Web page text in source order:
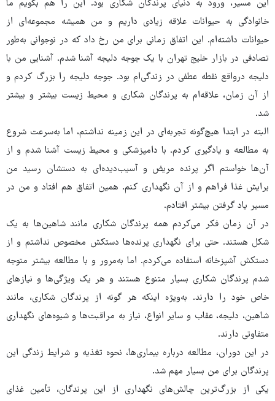
این مسیر، ورود به دنیای پرندگان شکاری بود. این را هم بگویم ما
خانوادگی به حیوانات علاقه زیادی داریم و من همیشه مجموعه‌ای از
حیوانات داشته‌ام. این اتفاق زمانی برای من رخ داد که در نوجوانی به‌طور
تصادفی در بازار خلیج تهران با یک جوجه دلیجه آشنا شدم. آشنایی من با
دلیجه درواقع نقطه عطفی در زندگی‌ام بود. جوجه دلیجه را بزرگ کردم و
از آن زمان، علاقه‌ام به پرندگان شکاری و محیط زیست بیشتر و بیشتر
شد.
البته در ابتدا هیچ‌گونه تجربه‌ای در این زمینه نداشتم، اما به‌سرعت شروع
به مطالعه و یادگیری کردم. با دامپزشکی و محیط زیست آشنا شدم و از
آن‌ها خواستم اگر پرنده مریض و آسیب‌دیده‌ای به دستشان رسید من
برایش غذا فراهم و از آن نگهداری کنم. همین اتفاق هم افتاد و من در
مسیر یاد گرفتن بیشتر افتادم.
در آن زمان فکر می‌کردم همه پرندگان شکاری مانند شاهین‌ها به یک
شکل هستند. حتی برای نگهداری پرنده‌ها دستکش مخصوص نداشتم و از
دستکش آشپزخانه استفاده می‌کردم. اما به‌مرور و با مطالعه بیشتر متوجه
شدم پرندگان شکاری بسیار متنوع هستند و هر یک ویژگی‌ها و نیازهای
خاص خود را دارند. به‌ویژه اینکه هر گونه از پرندگان شکاری، مانند
شاهین، دلیجه، عقاب و سایر انواع، نیاز به مراقبت‌ها و شیوه‌های نگهداری
متفاوتی دارند.
در این دوران، مطالعه درباره‌ بیماری‌ها، نحوه تغذیه و شرایط زندگی این
پرندگان برای من بسیار مهم شد.
یکی از بزرگ‌ترین چالش‌های نگهداری از این پرندگان، تأمین غذای